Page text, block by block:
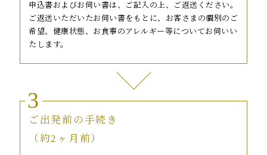
申込書およびお伺い書は、ご記入の上、ご返送ください。
ご返送いただいたお伺い書をもとに、お客さまの個別のご
希望、健康状態、お食事のアレルギー等についてお伺いい
たします。
3
ご出発前の手続き
（約2ヶ月前）